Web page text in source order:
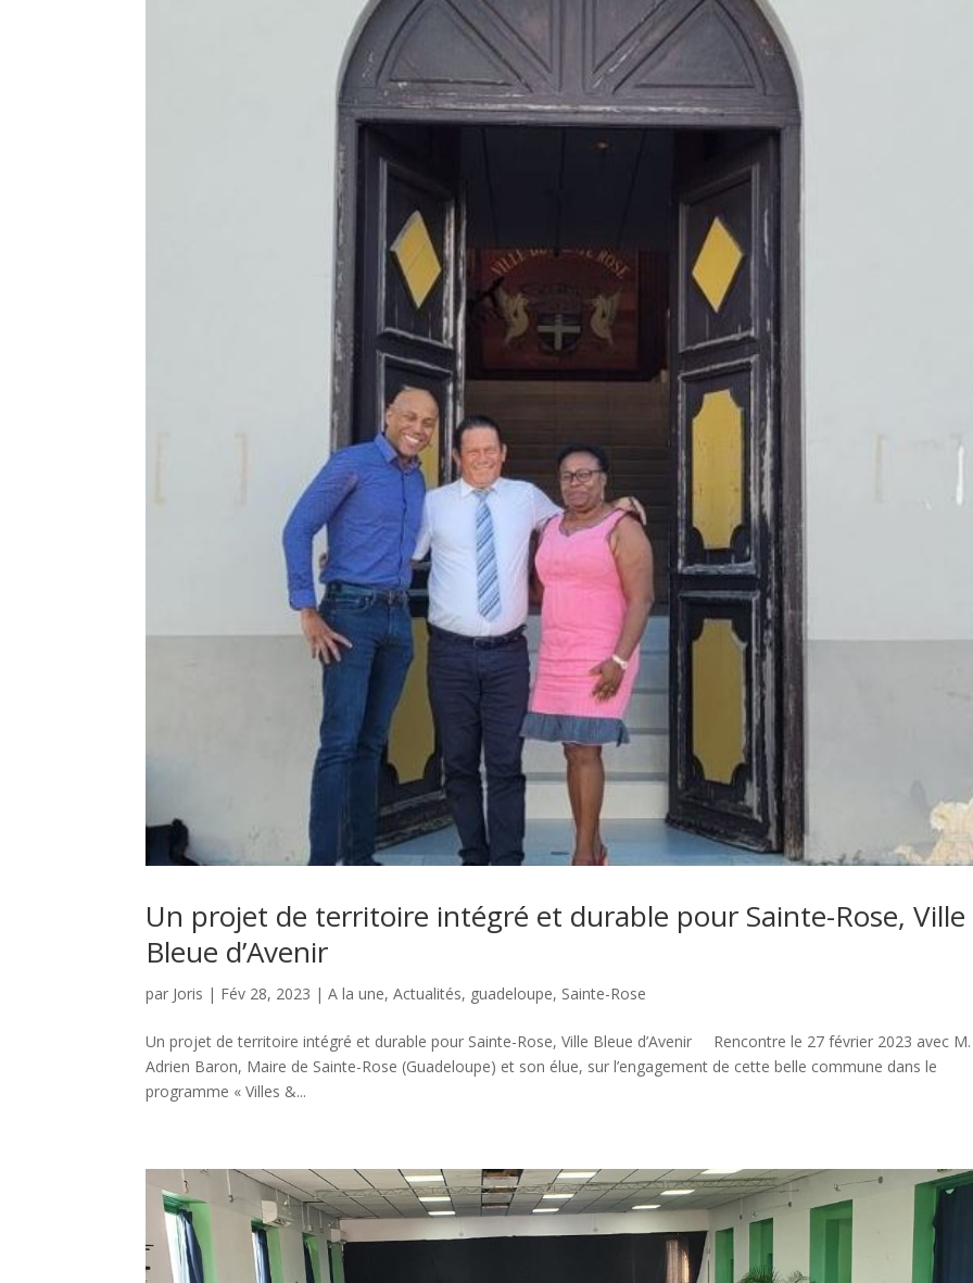
Un projet de territoire intégré et durable pour Sainte-Rose, Ville
Bleue d’Avenir
par Joris | Fév 28, 2023 |A la une,Actualités, guadeloupe, Sainte-Rose
Un projet de territoire intégré et durable pour Sainte-Rose, Ville Bleue d’Avenir Rencontre le 27 février 2023 avec M.
Adrien Baron, Maire de Sainte-Rose (Guadeloupe) et son élue, sur l’engagement de cette belle commune dans le
programme « Villes &...